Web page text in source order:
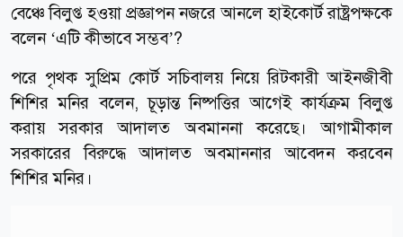
বেঞ্চে বিলুপ্ত হওয়া প্রজ্ঞাপন নজরে আনলে হাইকোর্ট রাষ্ট্রপক্ষকে
বলেন ‘এটি কীভাবে সম্ভব’?
পরে পৃথক সুপ্রিম কোর্ট সচিবালয় নিয়ে রিটকারী আইনজীবী
শিশির মনির বলেন, চূড়ান্ত নিষ্পত্তির আগেই কার্যক্রম বিলুপ্ত
করায় সরকার আদালত অবমাননা করেছে। আগামীকাল
সরকারের বিরুদ্ধে আদালত অবমাননার আবেদন করবেন
শিশির মনির।